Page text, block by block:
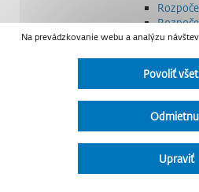
Strategické
Úradná tabuľa
Na prevádzkovanie webu a analýzu
Povoliť
Upraviť